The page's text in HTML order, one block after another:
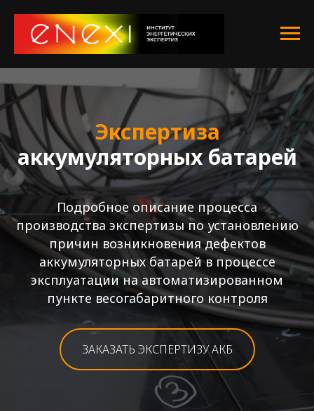
Экспертиза
аккумуляторных батарей
Подробное описание процесса
производства экспертизы по установлению
причин возникновения дефектов
аккумуляторных батарей в процессе
эксплуатации на автоматизированном
пункте весогабаритного контроля
ЗАКАЗАТЬ ЭКСПЕРТИЗУ АКБ